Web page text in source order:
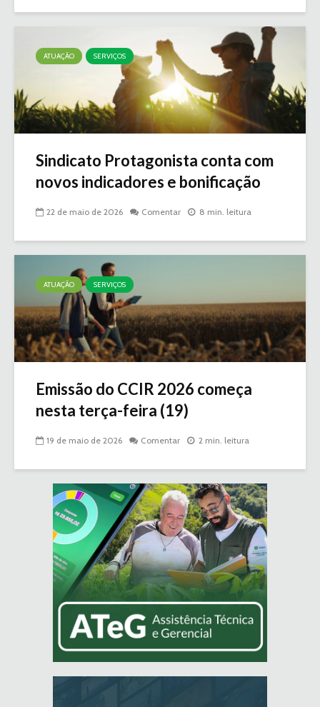
ATUAÇÃO SERVIÇOS
Sindicato Protagonista conta com
novos indicadores e bonificação
22 de maio de 2026 Comentar 8 min. leitura
ATUAÇÃO SERVIÇOS
Emissão do CCIR 2026 começa
nesta terça-feira (19)
19 de maio de 2026 Comentar 2 min. leitura